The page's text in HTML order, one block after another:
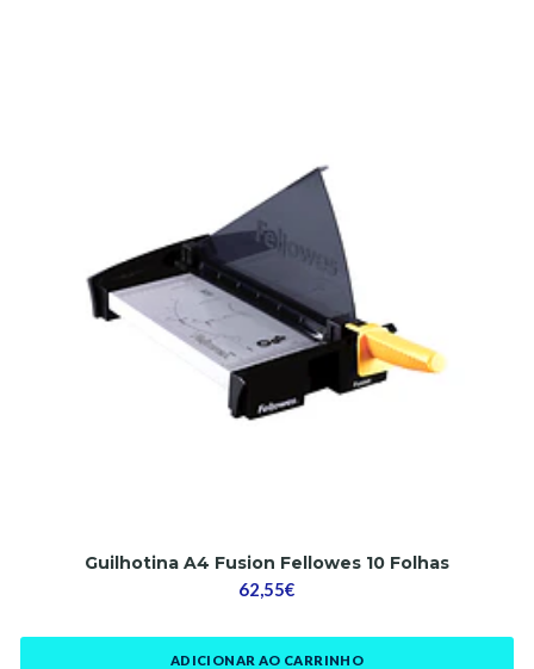
Guilhotina A4 Fusion Fellowes 10 Folhas
62,55€
ADICIONAR AO CARRINHO